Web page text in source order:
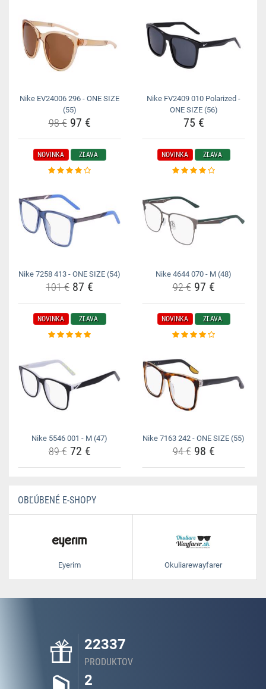
Nike EV24006 296 - ONE SIZE
(55)
98 €97 €
Nike FV2409 010 Polarized -
ONE SIZE (56)
75 €
NOVINKA ZĽAVA
Nike 7258 413 - ONE SIZE (54)
101 € 87 €
NOVINKA ZĽAVA
Nike 4644 070 - M (48)
92 €97 €
NOVINKA ZĽAVA
Nike 5546 001 - M (47)
89 €72 €
NOVINKA ZĽAVA
Nike 7163 242 - ONE SIZE (55)
94 €98 €
OBĽÚBENÉ E-SHOPY
Eyerim Okuliarewayfarer
22337
PRODUKTOV
2